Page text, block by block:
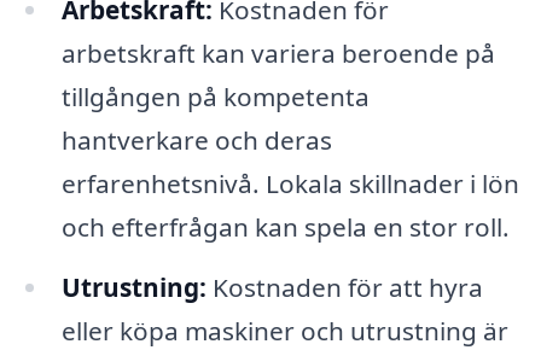
Arbetskraft: Kostnaden för
arbetskraft kan variera beroende på
tillgången på kompetenta
hantverkare och deras
erfarenhetsnivå. Lokala skillnader i lön
och efterfrågan kan spela en stor roll.
Utrustning: Kostnaden för att hyra
eller köpa maskiner och utrustning är